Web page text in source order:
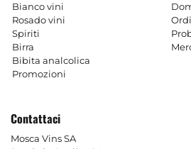
Bianco vini
Rosado vini
Spiriti
Birra
Bibita analcolica
Promozioni
Contattaci
Mosca Vins SA